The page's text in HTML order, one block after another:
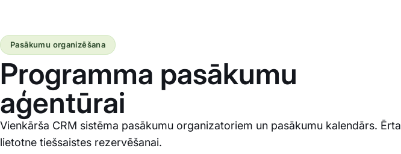
Programma pasākumu
aģentūrai
Vienkārša CRM sistēma pasākumu organizatoriem un pasākumu kalendārs. Ērta
lietotne tiešsaistes rezervēšanai.
Pasākumu organizēšana